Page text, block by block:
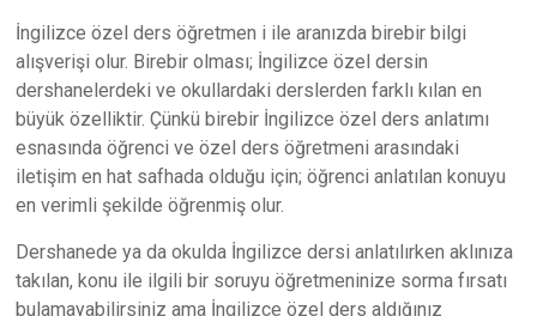
İngilizce özel ders öğretmen i ile aranızda birebir bilgi
alışverişi olur. Birebir olması; İngilizce özel dersin
dershanelerdeki ve okullardaki derslerden farklı kılan en
büyük özelliktir. Çünkü birebir İngilizce özel ders anlatımı
esnasında öğrenci ve özel ders öğretmeni arasındaki
iletişim en hat safhada olduğu için; öğrenci anlatılan konuyu
en verimli şekilde öğrenmiş olur.
Dershanede ya da okulda İngilizce dersi anlatılırken aklınıza
takılan, konu ile ilgili bir soruyu öğretmeninize sorma fırsatı
bulamayabilirsiniz ama İngilizce özel ders aldığınız